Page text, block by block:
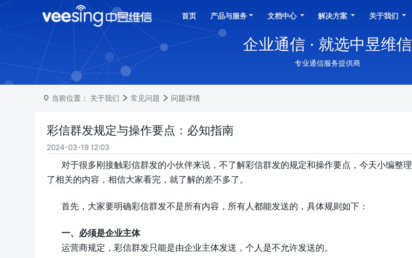
首页 产品与服务 文档中心 解决方案 关于我们
企业通信 · 就选中昱维信
专业通信服务提供商
当前位置： 关于我们 常见问题 问题详情
彩信群发规定与操作要点：必知指南
2024-03-19 12:03
对于很多刚接触彩信群发的小伙伴来说，不了解彩信群发的规定和操作要点，今天小编整理
了相关的内容，相信大家看完，就了解的差不多了。
首先，大家要明确彩信群发不是所有内容，所有人都能发送的，具体规则如下：
一、必须是企业主体
运营商规定，彩信群发只能是由企业主体发送，个人是不允许发送的。